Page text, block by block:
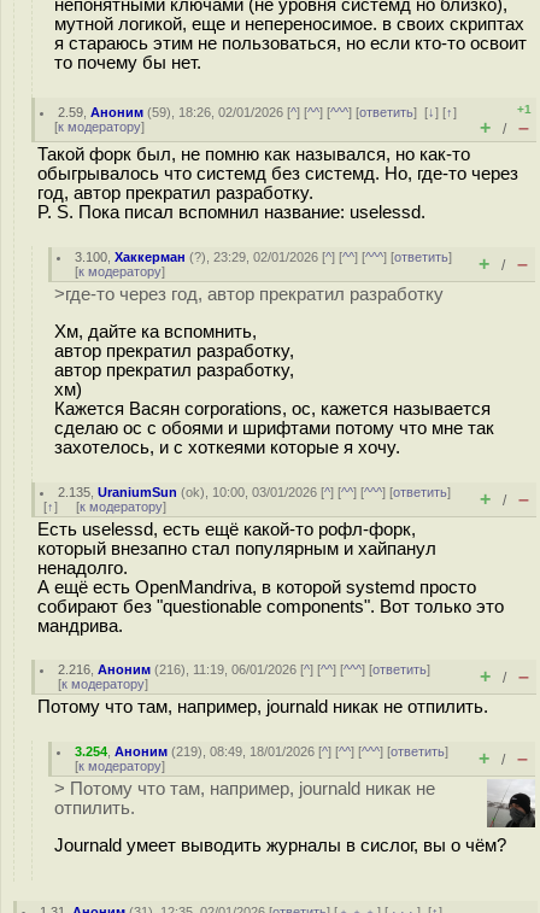
непонятными ключами (не уровня системд но близко),
мутной логикой, еще и непереносимое. в своих скриптах
я стараюсь этим не пользоваться, но если кто-то освоит
то почему бы нет.
2.59 ,Аноним (59), 18:26, 02/01/2026 [^] [^^] [^^^] [ответить][↓] [↑]
[к модератору]
+1
+ / –
Такой форк был, не помню как назывался, но как-то
обыгрывалось что системд без системд. Но, где-то через
год, автор прекратил разработку.
P. S. Пока писал вспомнил название: uselessd.
3.100 ,Хаккерман (?), 23:29, 02/01/2026 [^] [^^] [^^^] [ответить]
[к модератору] + / –
>где-то через год, автор прекратил разработку
Хм, дайте ка вспомнить,
автор прекратил разработку,
автор прекратил разработку,
хм)
Кажется Васян corporations, ос, кажется называется
сделаю ос с обоями и шрифтами потому что мне так
захотелось, и с хоткеями которые я хочу.
2.135 ,UraniumSun (ok), 10:00, 03/01/2026 [^] [^^] [^^^] [ответить]
[↑] [к модератору] + / –
Есть uselessd, есть ещё какой-то рофл-форк,
который внезапно стал популярным и хайпанул
ненадолго.
А ещё есть OpenMandriva, в которой systemd просто
собирают без "questionable components". Вот только это
мандрива.
2.216 ,Аноним (216), 11:19, 06/01/2026 [^] [^^] [^^^] [ответить]
[к модератору] + / –
Потому что там, например, journald никак не отпилить.
3.254 ,Аноним (219), 08:49, 18/01/2026 [^] [^^] [^^^] [ответить]
[к модератору] + / –
> Потому что там, например, journald никак не
отпилить.
Journald умеет выводить журналы в сислог, вы о чём?